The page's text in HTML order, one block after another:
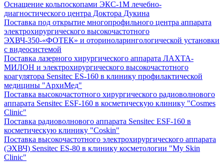
Оснащение кольпоскопами ЭКС-1М лечебно-
диагностического центра Доктора Дукина
Поставка под открытие многопрофильного центра аппарата
электрохирургического высокочастотного
ЭХВЧ-350-«ФОТЕК» и оториноларингологической установки
с видеосистемой
Поставка лазерного хирургического аппарата ЛАХТА-
МИЛОН и электрохирургического высокочастотного
коагулятора Sensitec ES-160 в клинику профилактической
медицины "АрхиМед"
Поставка высокочастотного хирургического радиоволнового
аппарата Sensitec ESF-160 в косметическую клинику "Cosmes
Clinic"
Поставка радиоволнового аппарата Sensitec ESF-160 в
косметическую клинику "Coskin"
Поставка высокочастотного электрохирургического аппарата
(ЭХВЧ) Sensitec ES-80 в клинику косметологии "My Skin
Clinic"